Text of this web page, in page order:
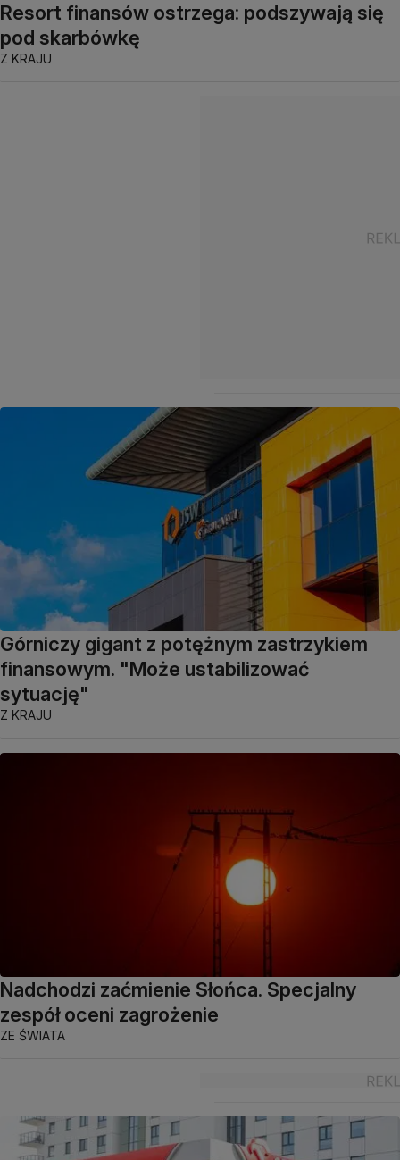
Resort finansów ostrzega: podszywają się
pod skarbówkę
Z KRAJU
Górniczy gigant z potężnym zastrzykiem
finansowym. "Może ustabilizować
sytuację"
Z KRAJU
Nadchodzi zaćmienie Słońca. Specjalny
zespół oceni zagrożenie
ZE ŚWIATA